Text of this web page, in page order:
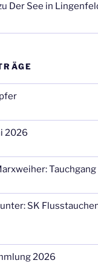
Der See in
2026
SK
2026